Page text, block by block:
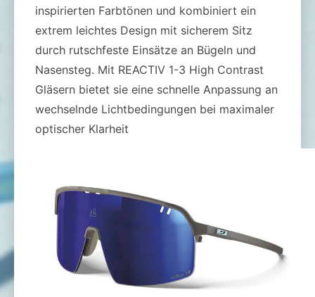
inspirierten Farbtönen und kombiniert ein
extrem leichtes Design mit sicherem Sitz
durch rutschfeste Einsätze an Bügeln und
Nasensteg. Mit REACTIV 1-3 High Contrast
Gläsern bietet sie eine schnelle Anpassung an
wechselnde Lichtbedingungen bei maximaler
optischer Klarheit